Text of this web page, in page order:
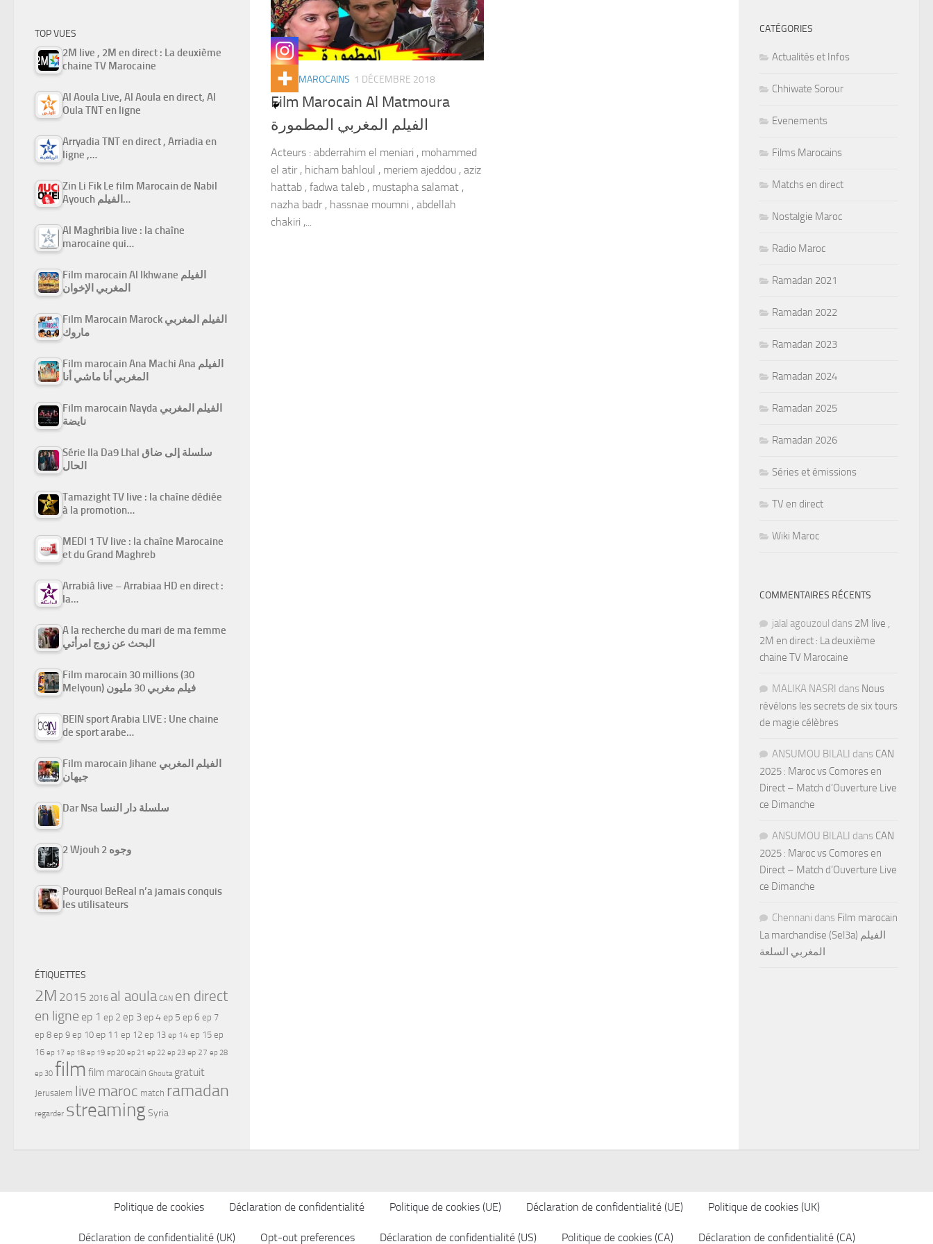
FILMS MAROCAINS 1 DÉCEMBRE 2018
Film Marocain Al Matmoura
الفيلم المغربي المطمورة
Acteurs : abderrahim el meniari , mohammed
el atir , hicham bahloul , meriem ajeddou , aziz
hattab , fadwa taleb , mustapha salamat ,
nazha badr , hassnae moumni , abdellah
chakiri ,...
TOP VUES
2M live , 2M en direct : La deuxième
chaine TV Marocaine
Al Aoula Live, Al Aoula en direct, Al
Oula TNT en ligne
Arryadia TNT en direct , Arriadia en
ligne ,…
Zin Li Fik Le film Marocain de Nabil
Ayouch الفيلم…
Al Maghribia live : la chaîne
marocaine qui…
Film marocain Al Ikhwane الفيلم
المغربي الإخوان
Film Marocain Marock الفيلم المغربي
ماروك
Film marocain Ana Machi Ana الفيلم
المغربي أنا ماشي أنا
Film marocain Nayda الفيلم المغربي
نايضة
Série Ila Da9 Lhal سلسلة إلى ضاق
الحال
Tamazight TV live : la chaîne dédiée
à la promotion…
MEDI 1 TV live : la chaîne Marocaine
et du Grand Maghreb
Arrabiâ live – Arrabiaa HD en direct :
la…
A la recherche du mari de ma femme
البحث عن زوج امرأتي
Film marocain 30 millions (30
Melyoun) فيلم مغربي 30 مليون
BEIN sport Arabia LIVE : Une chaine
de sport arabe…
Film marocain Jihane الفيلم المغربي
جيهان
Dar Nsa سلسلة دار النسا
2 Wjouh 2 وجوه
Pourquoi BeReal n’a jamais conquis
les utilisateurs
ÉTIQUETTES
2M 2015 2016 al aoula CAN en direct
en ligne ep 1 ep 2 ep 3ep 4ep 5 ep 6 ep 7
ep 8 ep 9 ep 10 ep 11 ep 12 ep 13 ep 14 ep 15 ep
16 ep 17 ep 18 ep 19 ep 20 ep 21 ep 22 ep 23 ep 27 ep 28
ep 30 film film marocain Ghouta gratuit
Jerusalem live maroc match ramadan
regarder streamingSyria
CATÉGORIES
Actualités et Infos
Chhiwate Sorour
Evenements
Films Marocains
Matchs en direct
Nostalgie Maroc
Radio Maroc
Ramadan 2021
Ramadan 2022
Ramadan 2023
Ramadan 2024
Ramadan 2025
Ramadan 2026
Séries et émissions
TV en direct
Wiki Maroc
COMMENTAIRES RÉCENTS
jalal agouzoul dans 2M live ,
2M en direct : La deuxième
chaine TV Marocaine
MALIKA NASRI dans Nous
révélons les secrets de six tours
de magie célèbres
ANSUMOU BILALI dans CAN
2025 : Maroc vs Comores en
Direct – Match d’Ouverture Live
ce Dimanche
ANSUMOU BILALI dans CAN
2025 : Maroc vs Comores en
Direct – Match d’Ouverture Live
ce Dimanche
Chennani dans Film marocain
La marchandise (Sel3a) الفيلم
المغربي السلعة
Politique de cookies Déclaration de confidentialité Politique de cookies (UE) Déclaration de confidentialité (UE) Politique de cookies (UK)
Déclaration de confidentialité (UK) Opt-out preferences Déclaration de confidentialité (US) Politique de cookies (CA) Déclaration de confidentialité (CA)